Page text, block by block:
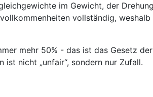
im Gewicht, der
vollständig,
mehr 50% - das ist das Gesetz
nicht „unfair“, sondern nur Zufall.